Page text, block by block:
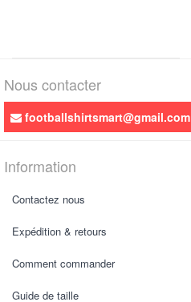
Nous contacter
footballshirtsmart@gmail.com
Information
Contactez nous
Expédition & retours
Comment commander
Guide de taille